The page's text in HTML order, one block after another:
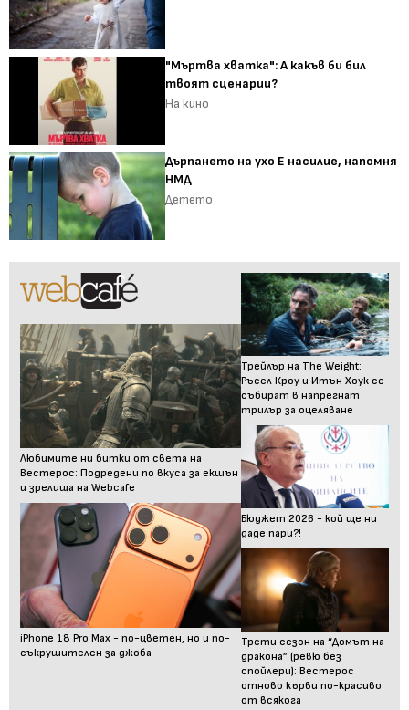
"Мъртва хватка": А какъв би бил
твоят сценарии?
На кино
Дърпането на ухо Е насилие, напомня
НМД
Детето
Любимите ни битки от света на
Вестерос: Подредени по вкуса за екшън
и зрелища на Webcafe
iPhone 18 Pro Max - по-цветен, но и по-
съкрушителен за джоба
Трейлър на The Weight:
Ръсел Кроу и Итън Хоук се
събират в напрегнат
трилър за оцеляване
Бюджет 2026 - кой ще ни
даде пари?!
Трети сезон на “Домът на
дракона” (ревю без
спойлери): Вестерос
отново кърви по-красиво
от всякога